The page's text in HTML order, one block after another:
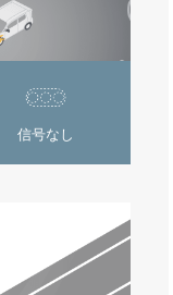
信号なし